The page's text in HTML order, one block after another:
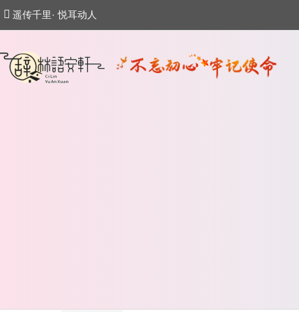
遥传千里· 悦耳动人